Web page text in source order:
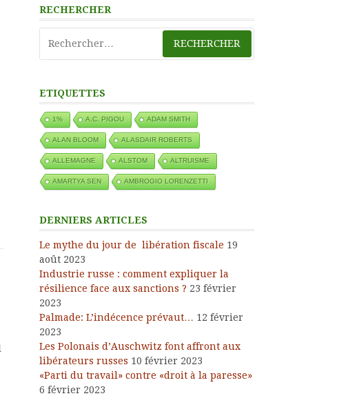
RECHERCHER
ETIQUETTES
1% A.C. PIGOU ADAM SMITH
ALAN BLOOM ALASDAIR ROBERTS
ALLEMAGNE ALSTOM ALTRUISME
AMARTYA SEN AMBROGIO LORENZETTI
DERNIERS ARTICLES
Le mythe du jour de libération fiscale 19
août 2023
Industrie russe : comment expliquer la
résilience face aux sanctions ? 23 février
2023
Palmade: L’indécence prévaut… 12 février
2023
Les Polonais d’Auschwitz font affront aux
libérateurs russes 10 février 2023
«Parti du travail» contre «droit à la paresse»
6 février 2023